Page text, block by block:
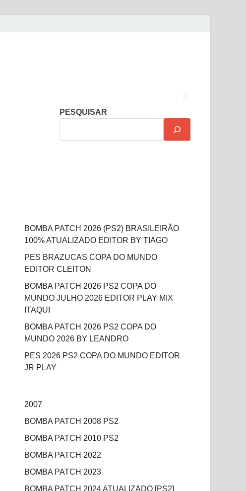
PESQUISAR
BOMBA PATCH 2026 (PS2) BRASILEIRÃO
100% ATUALIZADO EDITOR BY TIAGO
PES BRAZUCAS COPA DO MUNDO
EDITOR CLEITON
BOMBA PATCH 2026 PS2 COPA DO
MUNDO JULHO 2026 EDITOR PLAY MIX
ITAQUI
BOMBA PATCH 2026 PS2 COPA DO
MUNDO 2026 BY LEANDRO
PES 2026 PS2 COPA DO MUNDO EDITOR
JR PLAY
2007
BOMBA PATCH 2008 PS2
BOMBA PATCH 2010 PS2
BOMBA PATCH 2022
BOMBA PATCH 2023
BOMBA PATCH 2024 ATUALIZADO [PS2]